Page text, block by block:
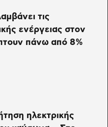
τις
ενέργειας στον
πάνω από 8%
ηλεκτρικής